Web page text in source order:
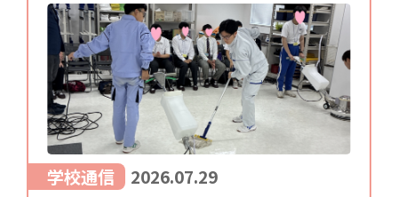
学校通信
2026.07.29